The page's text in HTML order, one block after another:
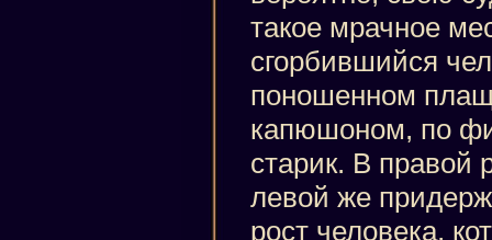
такое мрачное
сгорбившийся
поношенном
капюшоном, по
старик. В правой
левой же
рост человека,